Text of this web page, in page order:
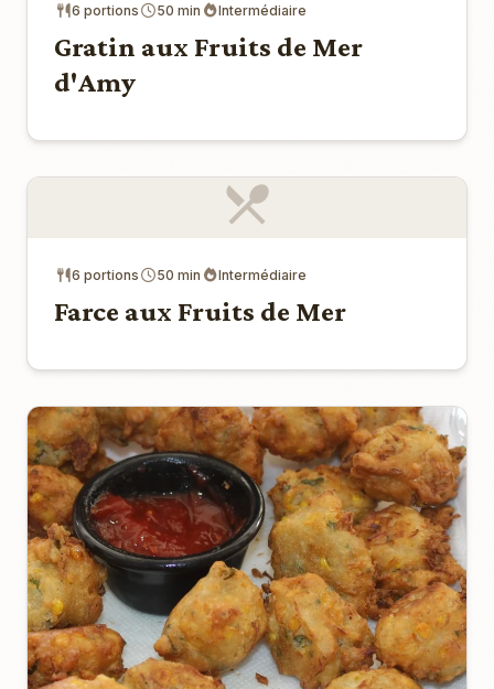
6 portions 50 min Intermédiaire
Gratin aux Fruits de Mer
d'Amy
6 portions 50 min Intermédiaire
Farce aux Fruits de Mer